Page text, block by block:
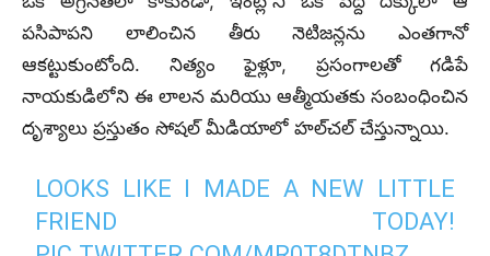
పసిపాపని లాలించిన తీరు నెటిజన్లను ఎంతగానో
ఆకట్టుకుంటోంది. నిత్యం ఫైళ్లూ, ప్రసంగాలతో గడిపే
నాయకుడిలోని ఈ లాలన మరియు ఆత్మీయతకు సంబంధించిన
దృశ్యాలు ప్రస్తుతం సోషల్ మీడియాలో హల్‌చల్ చేస్తున్నాయి.
LOOKS LIKE I MADE A NEW LITTLE
FRIEND TODAY!